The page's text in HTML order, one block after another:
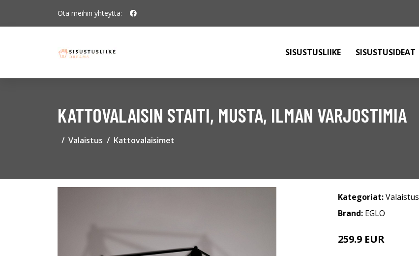
Ota meihin yhteyttä:
SISUSTUSLIIKE SISUSTUSIDEAT
KATTOVALAISIN STAITI, MUSTA, ILMAN VARJOSTIMIA
Valaistus Kattovalaisimet
Kategoriat:Valaistus
Brand: EGLO
259.9 EUR